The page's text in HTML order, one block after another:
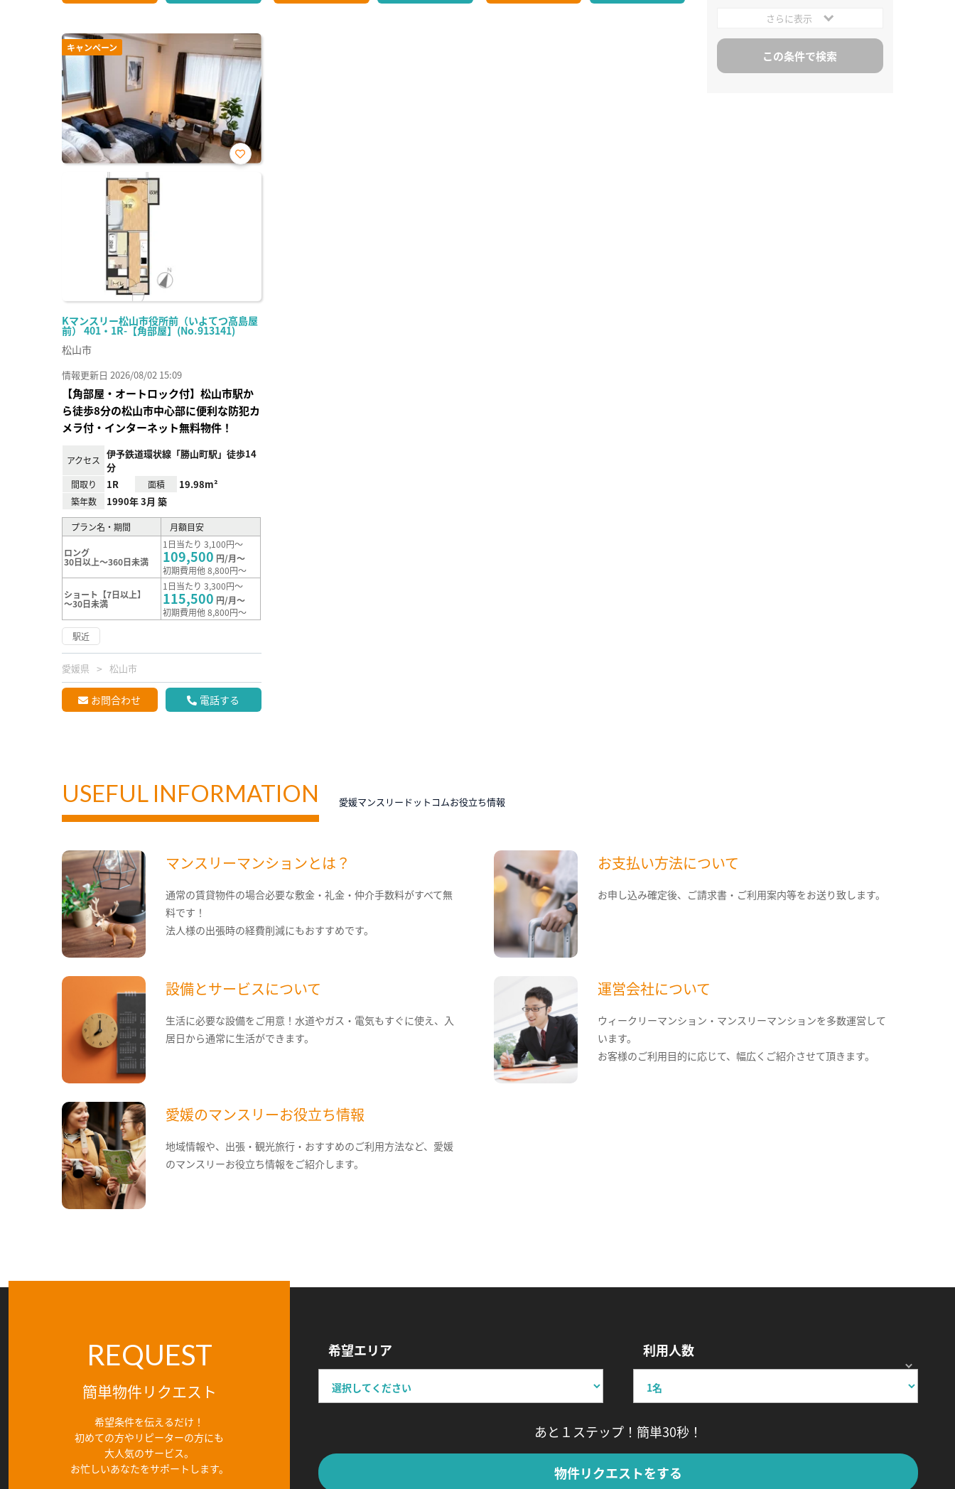
キャンペーン
Kマンスリー松山市役所前（いよてつ高島屋
前） 401・1R-【角部屋】(No.913141)
お気
松山市
情報更新日 2026/08/02 15:09
【角部屋・オートロック付】松山市駅か
ら徒歩8分の松山市中心部に便利な防犯カ
メラ付・インターネット無料物件！
アクセス
伊予鉄道環状線「勝山町駅」徒歩14
分
間取り 1R 面積 19.98m²
築年数 1990年 3月 築
プラン名・期間 月額目安
ロング
30日以上～360日未満
1日当たり 3,100円～
109,500 円/月～
初期費用他 8,800円～
ショート【7日以上】
～30日未満
1日当たり 3,300円～
115,500 円/月～
初期費用他 8,800円～
駅近
愛媛県 松山市
お問合わせ 電話する
さらに表示
USEFUL INFORMATION 愛媛マンスリードットコムお役立ち情報
マンスリーマンションとは？
通常の賃貸物件の場合必要な敷金・礼金・仲介手数料がすべて無
料です！
法人様の出張時の経費削減にもおすすめです。
お支払い方法について
お申し込み確定後、ご請求書・ご利用案内等をお送り致します。
設備とサービスについて
生活に必要な設備をご用意！水道やガス・電気もすぐに使え、入
居日から通常に生活ができます。
運営会社について
ウィークリーマンション・マンスリーマンションを多数運営して
います。
お客様のご利用目的に応じて、幅広くご紹介させて頂きます。
愛媛のマンスリーお役立ち情報
地域情報や、出張・観光旅行・おすすめのご利用方法など、愛媛
のマンスリーお役立ち情報をご紹介します。
REQUEST
簡単物件リクエスト
希望条件を伝えるだけ！
初めての方やリピーターの方にも
大人気のサービス。
お忙しいあなたをサポートします。
希望エリア 利用人数
あと１ステップ！簡単30秒！
物件リクエストをする